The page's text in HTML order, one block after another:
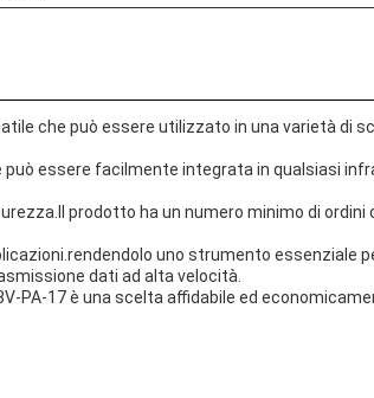
che può essere utilizzato in una varietà di
essere facilmente integrata in qualsiasi
prodotto ha un numero minimo di ordini
uno strumento essenziale
dati ad alta velocità.
PA-17 è una scelta affidabile ed